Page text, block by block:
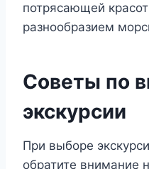
потрясающей
разнообразием
Советы по
экскурсии
При выборе
обратите